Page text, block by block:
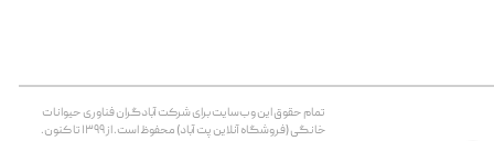
تمام حقوق اين وب‌سايت برای شرکت آبادگران فناوری حیوانات
خانگی (فروشگاه آنلاین پت آباد) محفوظ است. از ۱۳۹۹ تا کنون.